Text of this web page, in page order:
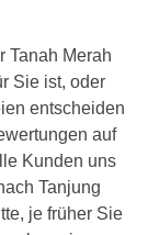
Tanah Merah
Sie ist, oder
entscheiden
auf
Kunden uns
Tanjung
je früher Sie